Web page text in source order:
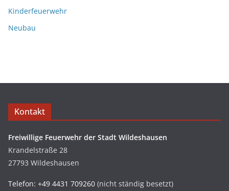
Kinderfeuerwehr
Neubau
Kontakt
Freiwillige Feuerwehr der Stadt Wildeshausen
Krandelstraße 28
27793 Wildeshausen
Telefon: +49 4431 709260 (nicht ständig besetzt)